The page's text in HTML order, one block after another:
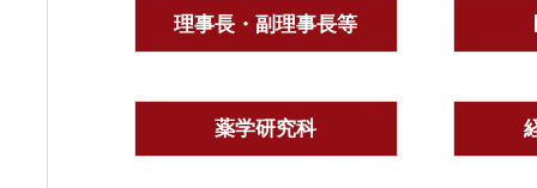
理事長・副理事長等
薬学研究科